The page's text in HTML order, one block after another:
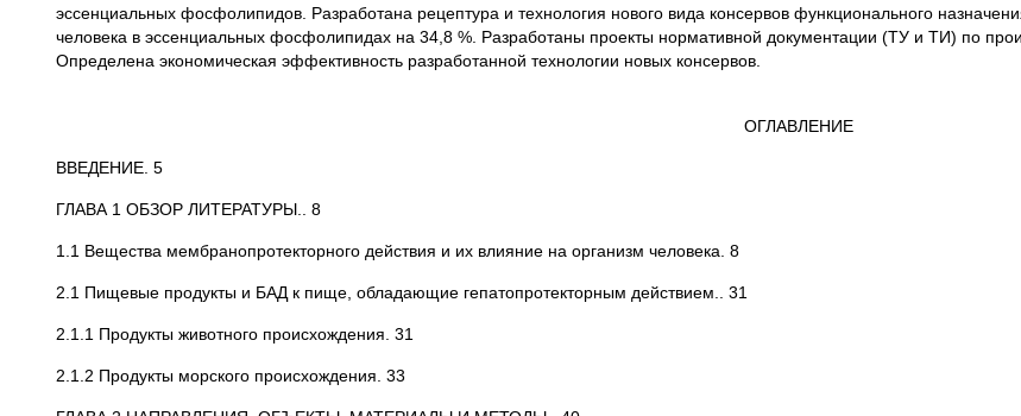
эссенциальных фосфолипидов. Разработана рецептура и технология нового вида консервов функционального
человека в эссенциальных фосфолипидах на 34,8 %. Разработаны проекты нормативной документации (ТУ и ТИ) по
Определена экономическая эффективность разработанной технологии новых консервов.
ОГЛАВЛЕНИЕ
ВВЕДЕНИЕ. 5
ГЛАВА 1 ОБЗОР ЛИТЕРАТУРЫ.. 8
1.1 Вещества мембранопротекторного действия и их влияние на организм человека. 8
2.1 Пищевые продукты и БАД к пище, обладающие гепатопротекторным действием.. 31
2.1.1 Продукты животного происхождения. 31
2.1.2 Продукты морского происхождения. 33